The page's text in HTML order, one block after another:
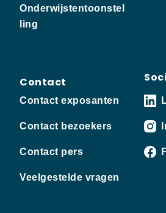
Onderwijstentoonstel
ling
Contact
Contact exposanten
Contact bezoekers
Contact pers
Veelgestelde vragen